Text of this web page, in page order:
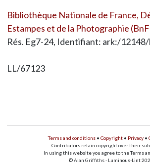
Bibliothèque Nationale de France,
Estampes et de la Photographie
Rés. Eg7-24, Identifiant: ark:/
LL/67123
Terms and conditions • Copyright • Privacy •
Contributors retain copyright over their
In using this website you agree to the Terms
© Alan Griffiths - Luminous-Lint